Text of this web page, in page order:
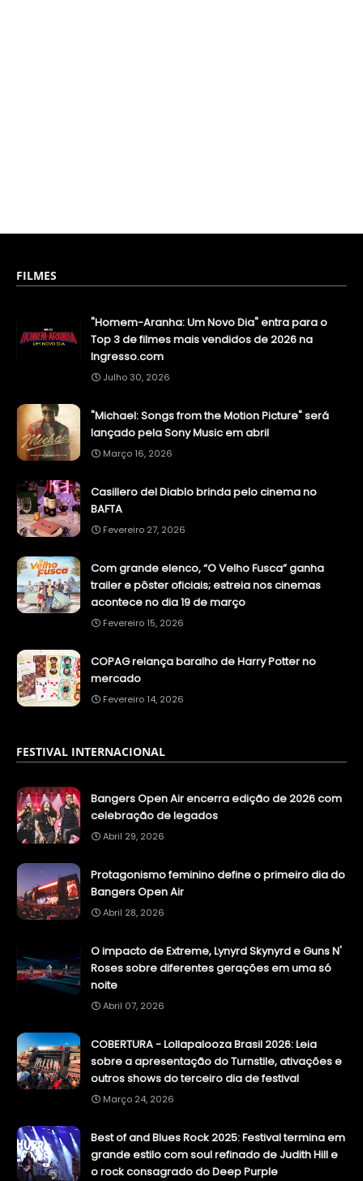
FILMES
"Homem-Aranha: Um Novo Dia" entra para o
Top 3 de filmes mais vendidos de 2026 na
Ingresso.com
Julho 30, 2026
"Michael: Songs from the Motion Picture" será
lançado pela Sony Music em abril
Março 16, 2026
Casillero del Diablo brinda pelo cinema no
BAFTA
Fevereiro 27, 2026
Com grande elenco, “O Velho Fusca” ganha
trailer e pôster oficiais; estreia nos cinemas
acontece no dia 19 de março
Fevereiro 15, 2026
COPAG relança baralho de Harry Potter no
mercado
Fevereiro 14, 2026
FESTIVAL INTERNACIONAL
Bangers Open Air encerra edição de 2026 com
celebração de legados
Abril 29, 2026
Protagonismo feminino define o primeiro dia do
Bangers Open Air
Abril 28, 2026
O impacto de Extreme, Lynyrd Skynyrd e Guns N'
Roses sobre diferentes gerações em uma só
noite
Abril 07, 2026
COBERTURA - Lollapalooza Brasil 2026: Leia
sobre a apresentação do Turnstile, ativações e
outros shows do terceiro dia de festival
Março 24, 2026
Best of and Blues Rock 2025: Festival termina em
grande estilo com soul refinado de Judith Hill e
o rock consagrado do Deep Purple